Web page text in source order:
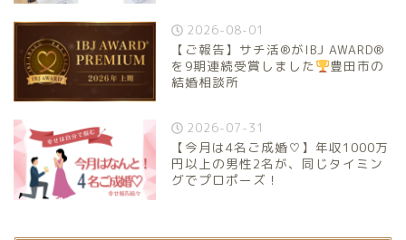
2026-08-01
【ご報告】サチ活®がIBJ AWARD®
を9期連続受賞しました
豊田市の
結婚相談所
2026-07-31
【今月は4名ご成婚♡】年収1000万
円以上の男性2名が、同じタイミン
グでプロポーズ！